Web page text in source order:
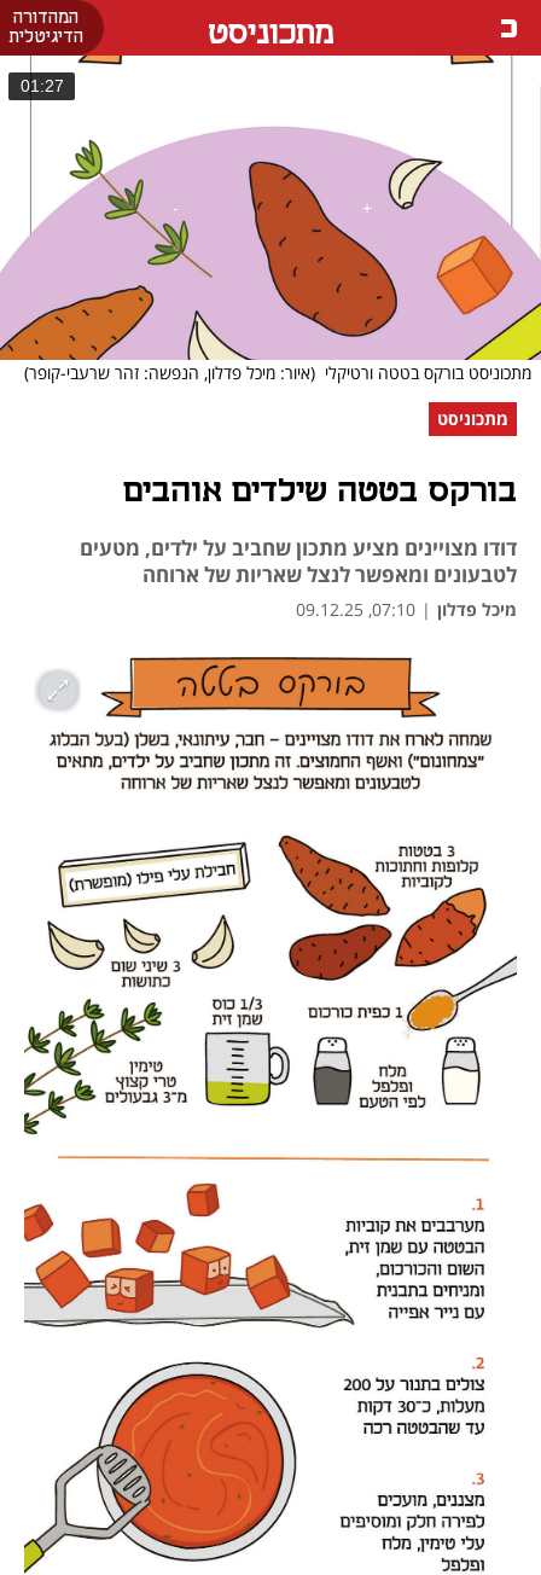
המהדורה
הדיגיטלית
מתכוניסט
01:27
מתכוניסט בורקס בטטה ורטיקלי (איור: מיכל פדלון, הנפשה: זהר שרעבי-קופר)
מתכוניסט
בורקס בטטה שילדים אוהבים
דודו מצויינים מציע מתכון שחביב על ילדים, מטעים
לטבעונים ומאפשר לנצל שאריות של ארוחה
מיכל פדלון |
07:10, 09.12.25